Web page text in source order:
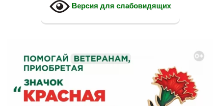
Версия для слабовидящих